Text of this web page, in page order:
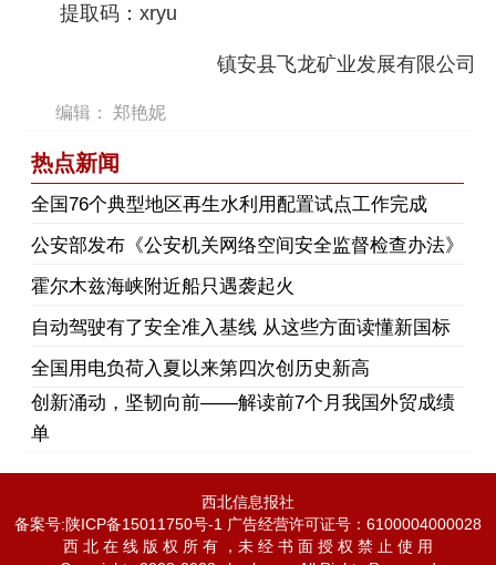
提取码：xryu
镇安县飞龙矿业发展有限公司
编辑： 郑艳妮
热点新闻
​全国76个典型地区再生水利用配置试点工作完成
公安部发布《公安机关网络空间安全监督检查办法》
霍尔木兹海峡附近船只遇袭起火
自动驾驶有了安全准入基线 从这些方面读懂新国标
全国用电负荷入夏以来第四次创历史新高
创新涌动，坚韧向前——解读前7个月我国外贸成绩
单
西北信息报社
备案号:陕ICP备15011750号-1 广告经营许可证号：6100004000028
西 北 在 线 版 权 所 有 ，未 经 书 面 授 权 禁 止 使 用